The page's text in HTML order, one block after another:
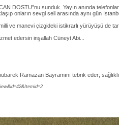
DOSTU”nu sunduk. Yayın anında
onların sevgi seli arasında aynı gün
ve manevi çizgideki istikrarlı yürüyüşü de
edersin inşallah Cüneyt Abi...
Ramazan Bayramını tebrik eder;